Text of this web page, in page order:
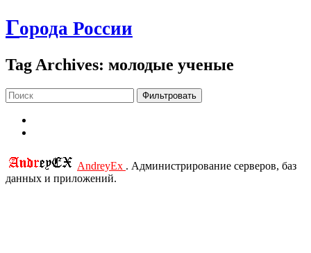
Города России
Tag Archives: молодые ученые
Фильтровать
AndreyEx . Администрирование серверов, баз
данных и приложений.